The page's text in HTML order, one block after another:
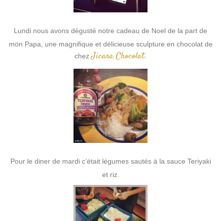
Lundi nous avons dégusté notre cadeau de Noel de la part de
mon Papa, une magnifique et délicieuse sculpture en chocolat de
chezJicara Chocolat.
Pour le diner de mardi c’était légumes sautés à la sauce Teriyaki
et riz.